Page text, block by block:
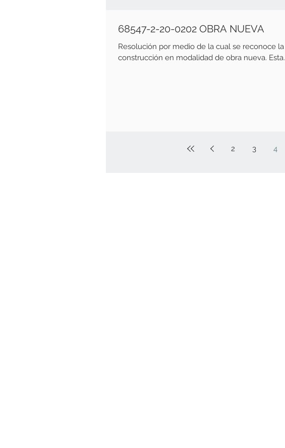
68547-2-20-0202 OBRA NUEVA
Resolución por medio de la cual se reconoce
construcción en modalidad de obra nueva.
2 3 4